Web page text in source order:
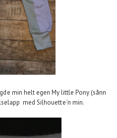
min helt egen My little Pony (sånn
med Silhouette´n min.